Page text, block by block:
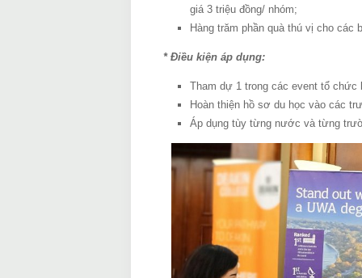
giá 3 triệu đồng/ nhóm;
Hàng trăm phần quà thú vị cho các
* Điều kiện áp dụng:
Tham dự 1 trong các event tổ
Hoàn thiện hồ sơ du học vào các
Áp dụng tùy từng nước và từng